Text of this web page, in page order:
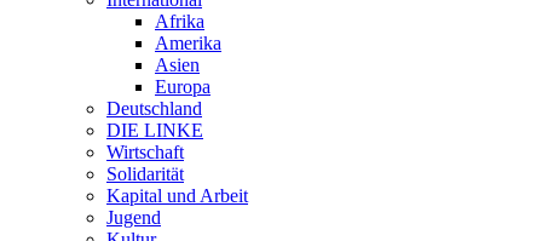
Afrika
Amerika
Asien
Europa
Deutschland
DIE LINKE
Wirtschaft
Solidarität
Kapital und Arbeit
Jugend